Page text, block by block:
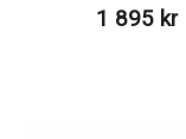
1 895 kr